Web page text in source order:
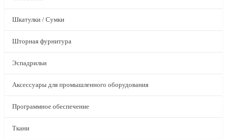
Шкатулки / Сумки
Шторная фурнитура
Эспадрильи
Аксессуары для промышленного оборудования
Программное обеспечение
Ткани